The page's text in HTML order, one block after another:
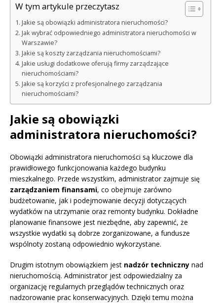
W tym artykule przeczytasz
Jakie są obowiązki administratora nieruchomości?
Jak wybrać odpowiedniego administratora nieruchomości w
Warszawie?
Jakie są koszty zarządzania nieruchomościami?
Jakie usługi dodatkowe oferują firmy zarządzające
nieruchomościami?
Jakie są korzyści z profesjonalnego zarządzania
nieruchomościami?
Jakie są obowiązki
administratora nieruchomości?
Obowiązki administratora nieruchomości są kluczowe dla
prawidłowego funkcjonowania każdego budynku
mieszkalnego. Przede wszystkim, administrator zajmuje się
zarządzaniem finansami, co obejmuje zarówno
budżetowanie, jak i podejmowanie decyzji dotyczących
wydatków na utrzymanie oraz remonty budynku. Dokładne
planowanie finansowe jest niezbędne, aby zapewnić, że
wszystkie wydatki są dobrze zorganizowane, a fundusze
wspólnoty zostaną odpowiednio wykorzystane.
Drugim istotnym obowiązkiem jest nadzór techniczny nad
nieruchomością. Administrator jest odpowiedzialny za
organizację regularnych przeglądów technicznych oraz
nadzorowanie prac konserwacyjnych. Dzięki temu można